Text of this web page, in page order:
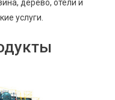
дерево, отели и
услуги.